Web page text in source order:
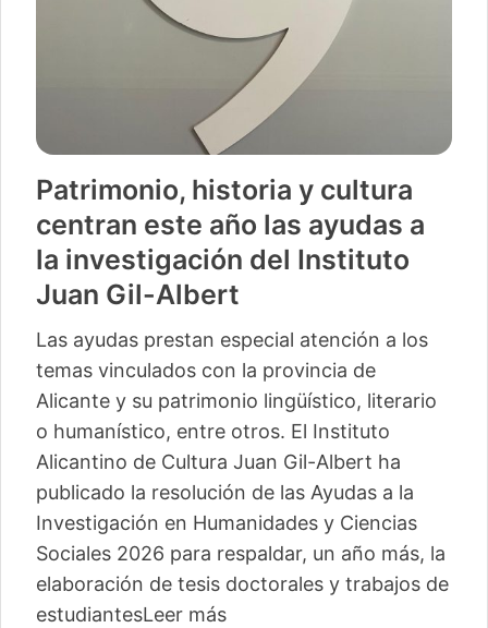
Patrimonio, historia y cultura
centran este año las ayudas a
la investigación del Instituto
Juan Gil-Albert
Las ayudas prestan especial atención a los
temas vinculados con la provincia de
Alicante y su patrimonio lingüístico, literario
o humanístico, entre otros. El Instituto
Alicantino de Cultura Juan Gil-Albert ha
publicado la resolución de las Ayudas a la
Investigación en Humanidades y Ciencias
Sociales 2026 para respaldar, un año más, la
elaboración de tesis doctorales y trabajos de
estudiantesLeer más